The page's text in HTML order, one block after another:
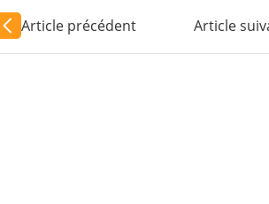
Article précédent Article